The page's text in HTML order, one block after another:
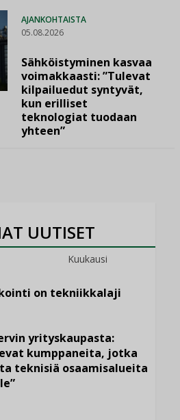
AJANKOHTAISTA
05.08.2026
Sähköistyminen kasvaa
voimakkaasti: ”Tulevat
kilpailuedut syntyvät,
kun erilliset
teknologiat tuodaan
yhteen”
UUTISET
Kuukausi
on tekniikkalaji
yrityskaupasta:
kumppaneita, jotka
teknisiä osaamisalueita